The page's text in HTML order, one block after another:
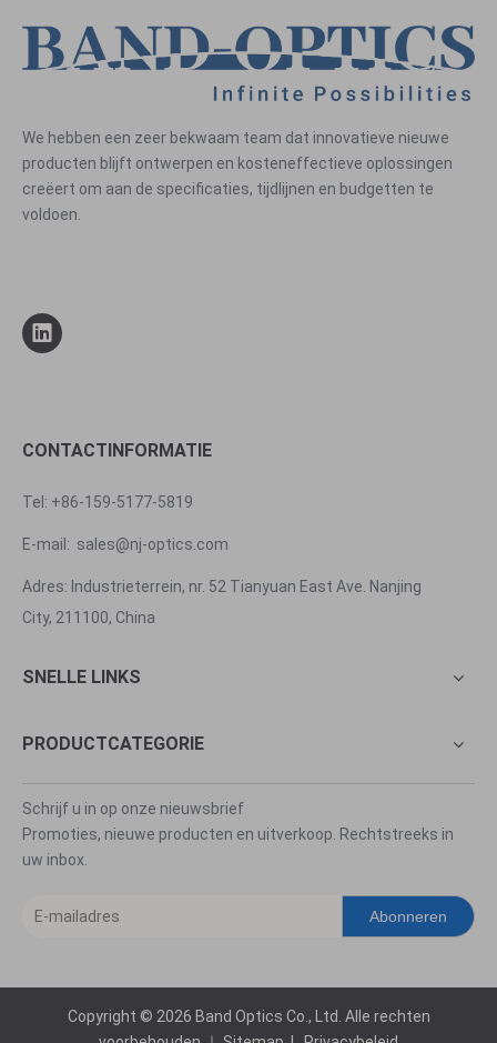
We hebben een zeer bekwaam team dat innovatieve nieuwe
producten blijft ontwerpen en kosteneffectieve oplossingen
creëert om aan de specificaties, tijdlijnen en budgetten te
voldoen.
CONTACTINFORMATIE
Tel: +86-159-5177-5819
E-mail: sales@nj-optics.com
Adres: Industrieterrein, nr. 52 Tianyuan East Ave. Nanjing
City, 211100, China
SNELLE LINKS
PRODUCTCATEGORIE
Schrijf u in op onze nieuwsbrief
Promoties, nieuwe producten en uitverkoop. Rechtstreeks in
uw inbox.
Abonneren
Copyright © 2026 Band Optics Co., Ltd. Alle rechten